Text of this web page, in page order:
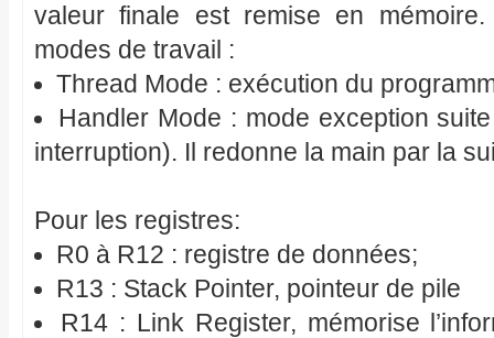
valeur finale est remise en
modes de travail :
Thread Mode : exécution du
Handler Mode : mode exception
interruption). Il redonne la main par la
Pour les registres:
R0 à R12 : registre de données;
R13 : Stack Pointer, pointeur de pile
R14 : Link Register, mémorise